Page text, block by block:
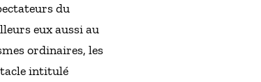
du
eux aussi au
ordinaires, les
intitulé